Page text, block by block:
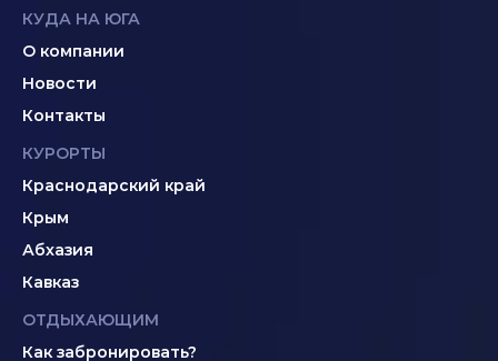
КУДА НА ЮГА
О компании
Новости
Контакты
КУРОРТЫ
Краснодарский край
Крым
Абхазия
Кавказ
ОТДЫХАЮЩИМ
Как забронировать?